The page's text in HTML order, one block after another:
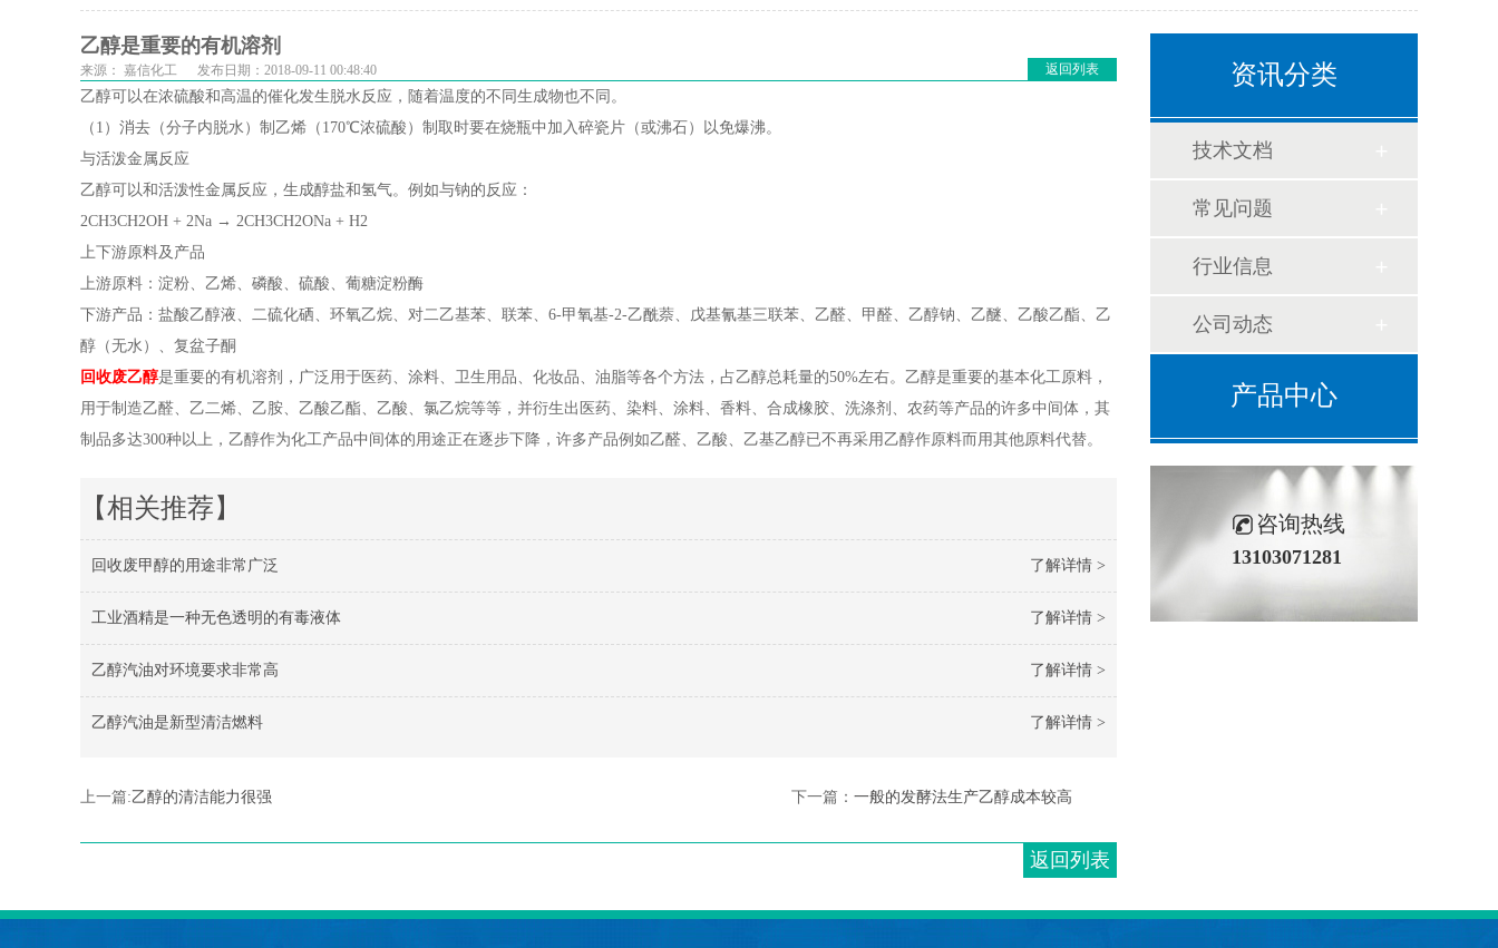
乙醇是重要的有机溶剂
返回列表
来源： 嘉信化工 发布日期：2018-09-11 00:48:40
乙醇可以在浓硫酸和高温的催化发生脱水反应，随着温度的不同生成物也不同。
（1）消去（分子内脱水）制乙烯（170℃浓硫酸）制取时要在烧瓶中加入碎瓷片（或沸石）以免爆沸。
与活泼金属反应
乙醇可以和活泼性金属反应，生成醇盐和氢气。例如与钠的反应：
2CH3CH2OH + 2Na → 2CH3CH2ONa + H2
上下游原料及产品
上游原料：淀粉、乙烯、磷酸、硫酸、葡糖淀粉酶
下游产品：盐酸乙醇液、二硫化硒、环氧乙烷、对二乙基苯、联苯、6-甲氧基-2-乙酰萘、戊基氰基三联苯、乙醛、甲醛、乙醇钠、乙醚、乙酸乙酯、乙
醇（无水）、复盆子酮
回收废乙醇是重要的有机溶剂，广泛用于医药、涂料、卫生用品、化妆品、油脂等各个方法，占乙醇总耗量的50%左右。乙醇是重要的基本化工原料，
用于制造乙醛、乙二烯、乙胺、乙酸乙酯、乙酸、氯乙烷等等，并衍生出医药、染料、涂料、香料、合成橡胶、洗涤剂、农药等产品的许多中间体，其
制品多达300种以上，乙醇作为化工产品中间体的用途正在逐步下降，许多产品例如乙醛、乙酸、乙基乙醇已不再采用乙醇作原料而用其他原料代替。
【相关推荐】
了解详情 >
回收废甲醇的用途非常广泛
了解详情 >
工业酒精是一种无色透明的有毒液体
了解详情 >
乙醇汽油对环境要求非常高
了解详情 >
乙醇汽油是新型清洁燃料
上一篇:乙醇的清洁能力很强 下一篇： 一般的发酵法生产乙醇成本较高
返回列表
资讯分类
技术文档
常见问题
行业信息
公司动态
产品中心
咨询热线
13103071281